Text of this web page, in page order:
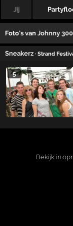
Jij
Foto's vanJohnny 300
Sneakerz · Strand
5
Bekijk in